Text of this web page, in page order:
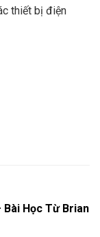
thiết bị điện
Bài Học Từ Brian